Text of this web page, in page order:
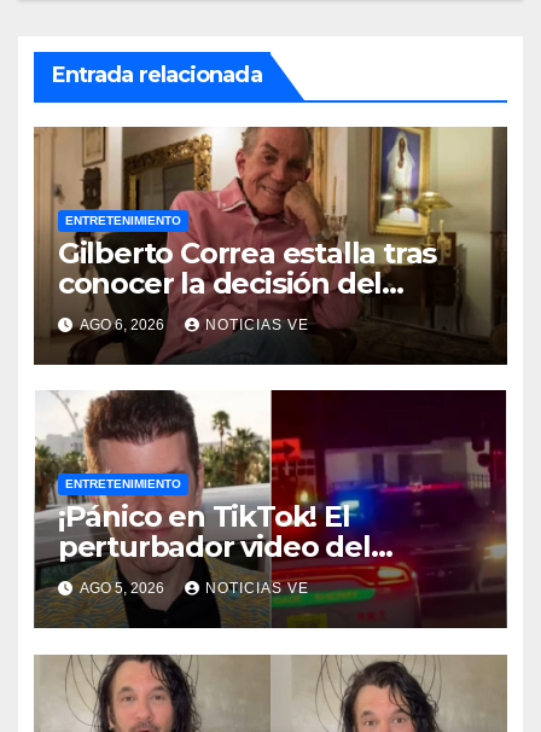
Entrada relacionada
ENTRETENIMIENTO
Gilberto Correa estalla tras
conocer la decisión del
tribunal en su caso
AGO 6, 2026 NOTICIAS VE
ENTRETENIMIENTO
¡Pánico en TikTok! El
perturbador video del
famoso influencer Perez
Hilton que obligó a sus fans a
pedir ayuda médica
AGO 5, 2026 NOTICIAS VE